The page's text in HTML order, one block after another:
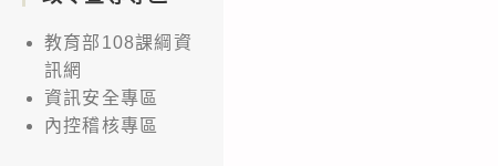
教育部108課綱資
訊網
資訊安全專區
內控稽核專區